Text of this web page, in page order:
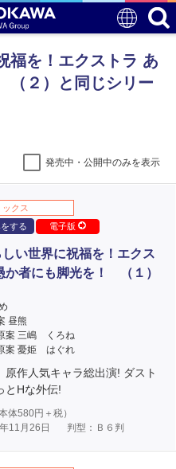
福を！エクストラ あ
２）と同じシリー
発売中・公開中のみを表示
ックス
する
電子版
い世界に祝福を！エクス
か者にも脚光を！ （１）
昼熊
案 三嶋 くろね
案 憂姫 はぐれ
原作人気キャラ総出演! ダスト
とHな外伝!
体580円＋税）
11月26日
判型：Ｂ６判